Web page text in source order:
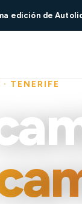
edición de
TENERIFE